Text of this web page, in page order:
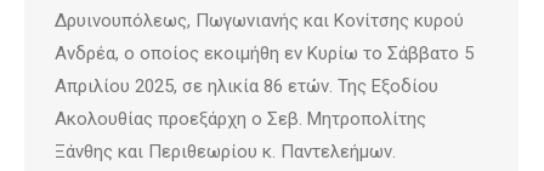
Δρυινουπόλεως, Πωγωνιανής και Κονίτσης κυρού
Ανδρέα, ο οποίος εκοιμήθη εν Κυρίω το Σάββατο 5
Απριλίου 2025, σε ηλικία 86 ετών. Της Εξοδίου
Ακολουθίας προεξάρχη ο Σεβ. Μητροπολίτης
Ξάνθης και Περιθεωρίου κ. Παντελεήμων.